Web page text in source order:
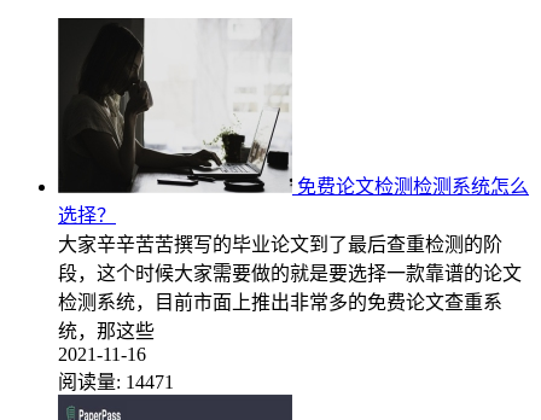
免费论文检测检测系统怎么
选择？
大家辛辛苦苦撰写的毕业论文到了最后查重检测的阶
段，这个时候大家需要做的就是要选择一款靠谱的论文
检测系统，目前市面上推出非常多的免费论文查重系
统，那这些
2021-11-16
阅读量: 14471